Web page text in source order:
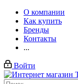
О компании
Как купить
Бренды
Контакты
...
Войти